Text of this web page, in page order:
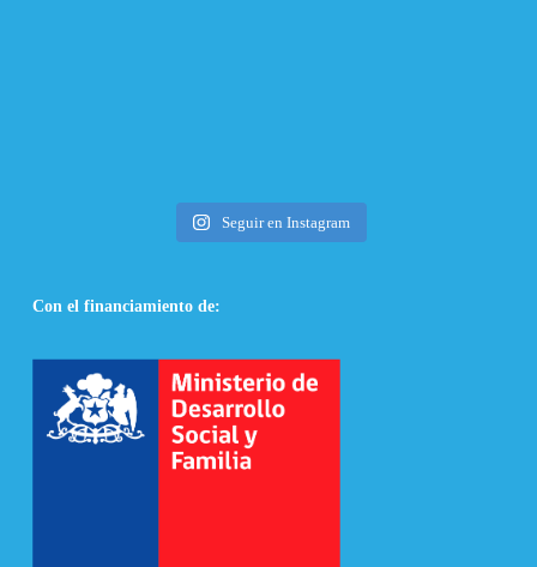
Seguir en Instagram
Con el financiamiento de: